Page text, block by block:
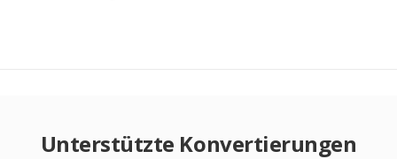
Unterstützte Konvertierungen